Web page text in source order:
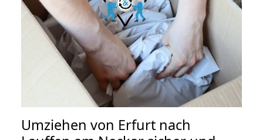
Umziehen von Erfurt nach